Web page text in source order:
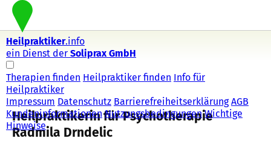
Heilpraktiker.info
ein Dienst der Soliprax GmbH
Therapien finden Heilpraktiker finden Info für
Heilpraktiker
Impressum Datenschutz Barrierefreiheitserklärung AGB
Kundeninformationen Nutzungsbedingungen Wichtige
Hinweise
Heilpraktikerin für Psychotherapie
Radmila Drndelic